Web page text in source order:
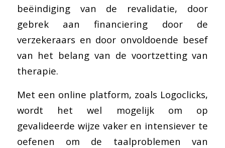
beëindiging van de revalidatie, door
gebrek aan financiering door de
verzekeraars en door onvoldoende besef
van het belang van de voortzetting van
therapie.
Met een online platform, zoals Logoclicks,
wordt het wel mogelijk om op
gevalideerde wijze vaker en intensiever te
oefenen om de taalproblemen van